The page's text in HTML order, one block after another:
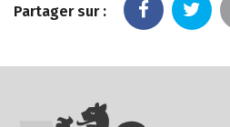
Partager sur :